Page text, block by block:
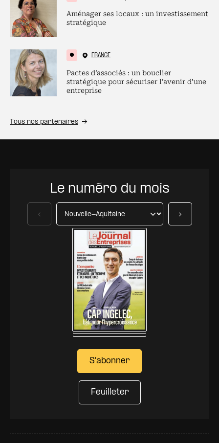
Aménager ses locaux : un investissement
stratégique
FRANCE
Pactes d’associés : un bouclier
stratégique pour sécuriser l’avenir d’une
entreprise
Tous nos partenaires
Le numéro du mois
S'abonner
Feuilleter
Précédent Suivant